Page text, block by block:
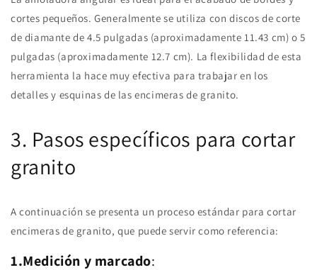
cortes pequeños. Generalmente se utiliza con discos de corte
de diamante de 4.5 pulgadas (aproximadamente 11.43 cm) o 5
pulgadas (aproximadamente 12.7 cm). La flexibilidad de esta
herramienta la hace muy efectiva para trabajar en los
detalles y esquinas de las encimeras de granito.
3. Pasos específicos para cortar
granito
A continuación se presenta un proceso estándar para cortar
encimeras de granito, que puede servir como referencia:
1.Medición y marcado: